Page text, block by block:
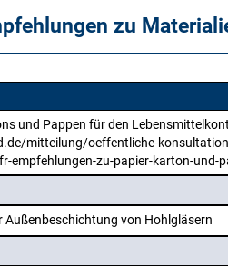
zu
und Pappen für den
mitteilung/oeffentliche-
empfehlungen-zu-papier-karton-und-
Außenbeschichtung von Hohlgläsern